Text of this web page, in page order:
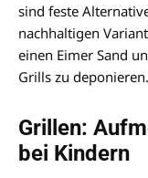
sind feste
nachhaltigen
einen Eimer Sand
Grills zu deponieren.
Grillen:
bei Kindern